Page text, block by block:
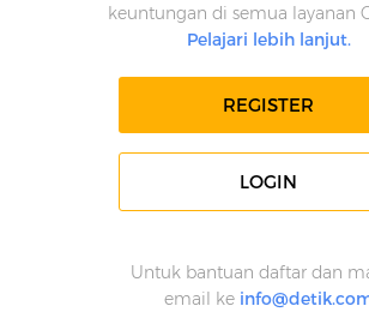
keuntungan di semua layanan
Pelajari lebih lanjut.
REGISTER
LOGIN
Untuk bantuan daftar dan
email ke